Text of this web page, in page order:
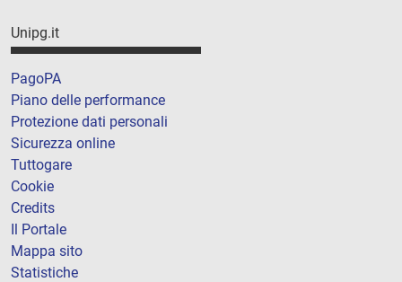
Unipg.it
PagoPA
Piano delle performance
Protezione dati personali
Sicurezza online
Tuttogare
Cookie
Credits
Il Portale
Mappa sito
Statistiche